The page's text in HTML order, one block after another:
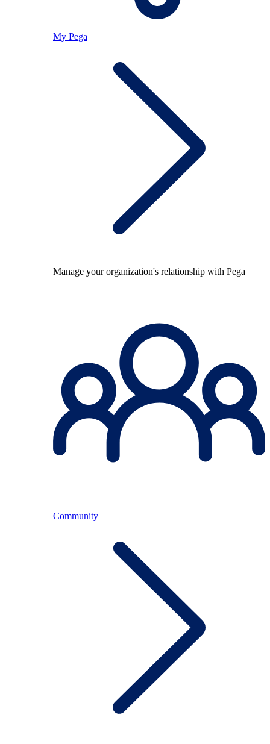
My Pega
Manage your organization's relationship with Pega
Community